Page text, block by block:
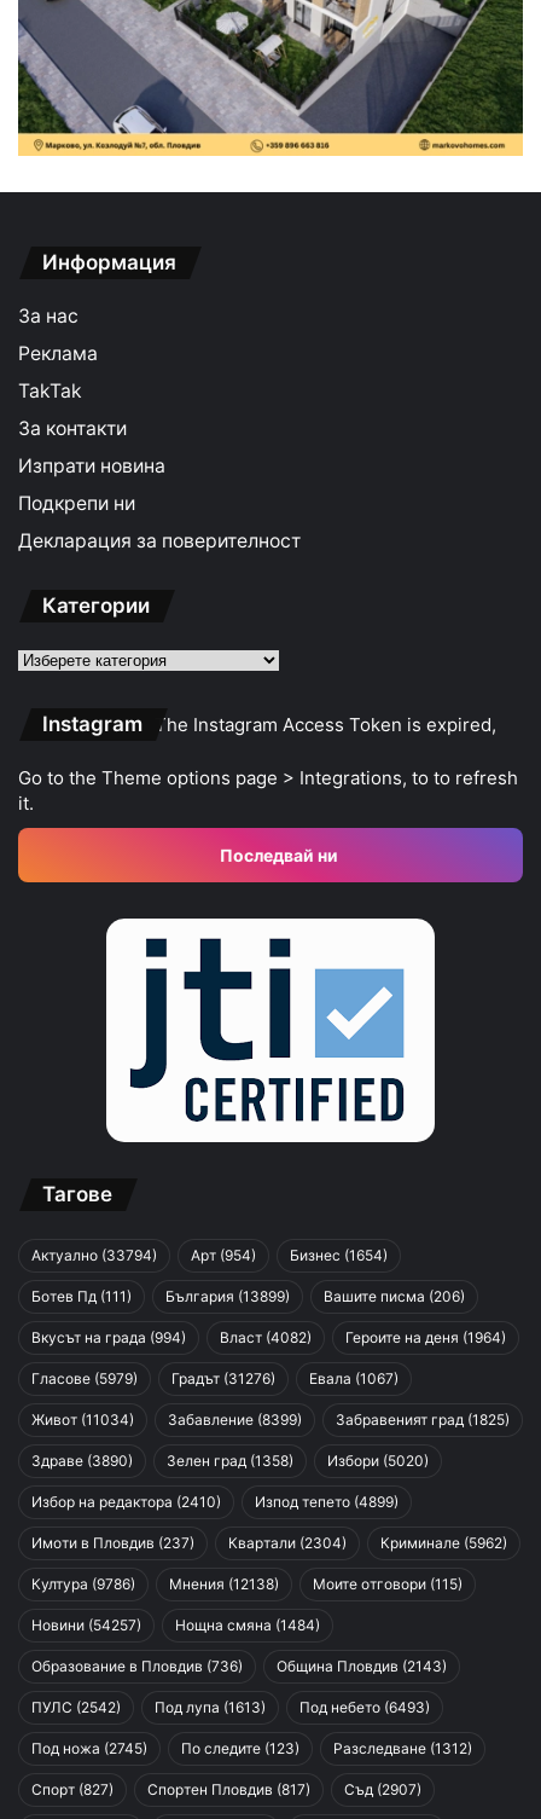
Информация
За нас
Реклама
TakTak
За контакти
Изпрати новина
Подкрепи ни
Декларация за поверителност
Категории
Категории
Instagram The Instagram Access Token is expired,
Go to the Theme options page > Integrations, to to refresh
it.
Последвай ни
Тагове
Актуално (33794) Арт (954) Бизнес (1654)
Ботев Пд (111) България (13899) Вашите писма (206)
Вкусът на града (994) Власт (4082) Героите на деня (1964)
Гласове (5979) Градът (31276) Евала (1067)
Живот (11034) Забавление (8399) Забравеният град (1825)
Здраве (3890) Зелен град (1358) Избори (5020)
Избор на редактора (2410) Изпод тепето (4899)
Имоти в Пловдив (237) Квартали (2304) Криминале (5962)
Култура (9786) Мнения (12138) Моите отговори (115)
Новини (54257) Нощна смяна (1484)
Образование в Пловдив (736) Община Пловдив (2143)
ПУЛС (2542) Под лупа (1613) Под небето (6493)
Под ножа (2745) По следите (123) Разследване (1312)
Спорт (827) Спортен Пловдив (817) Съд (2907)